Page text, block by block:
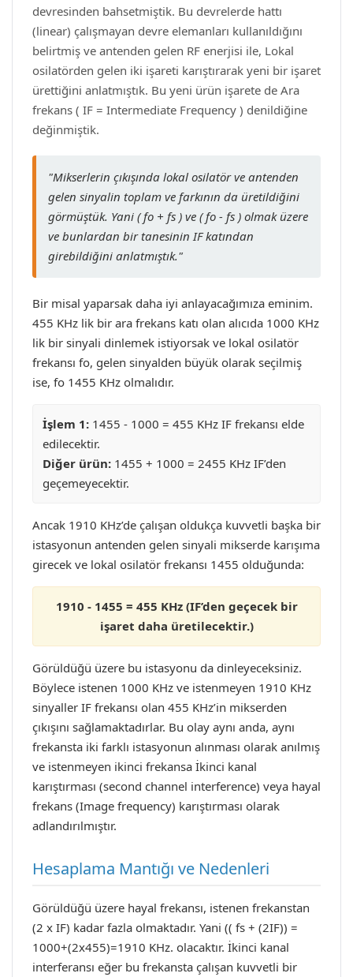
devresinden bahsetmiştik. Bu devrelerde hattı
(linear) çalışmayan devre elemanları kullanıldığını
belirtmiş ve antenden gelen RF enerjisi ile, Lokal
osilatörden gelen iki işareti karıştırarak yeni bir işaret
ürettiğini anlatmıştık. Bu yeni ürün işarete de Ara
frekans ( IF = Intermediate Frequency ) denildiğine
değinmiştik.
"Mikserlerin çıkışında lokal osilatör ve antenden
gelen sinyalin toplam ve farkının da üretildiğini
görmüştük. Yani ( fo + fs ) ve ( fo - fs ) olmak üzere
ve bunlardan bir tanesinin IF katından
girebildiğini anlatmıştık."
Bir misal yaparsak daha iyi anlayacağımıza eminim.
455 KHz lik bir ara frekans katı olan alıcıda 1000 KHz
lik bir sinyali dinlemek istiyorsak ve lokal osilatör
frekansı fo, gelen sinyalden büyük olarak seçilmiş
ise, fo 1455 KHz olmalıdır.
İşlem 1: 1455 - 1000 = 455 KHz IF frekansı elde
edilecektir.
Diğer ürün: 1455 + 1000 = 2455 KHz IF’den
geçemeyecektir.
Ancak 1910 KHz’de çalışan oldukça kuvvetli başka bir
istasyonun antenden gelen sinyali mikserde karışıma
girecek ve lokal osilatör frekansı 1455 olduğunda:
1910 - 1455 = 455 KHz (IF’den geçecek bir
işaret daha üretilecektir.)
Görüldüğü üzere bu istasyonu da dinleyeceksiniz.
Böylece istenen 1000 KHz ve istenmeyen 1910 KHz
sinyaller IF frekansı olan 455 KHz’in mikserden
çıkışını sağlamaktadırlar. Bu olay aynı anda, aynı
frekansta iki farklı istasyonun alınması olarak anılmış
ve istenmeyen ikinci frekansa İkinci kanal
karıştırması (second channel interference) veya hayal
frekans (Image frequency) karıştırması olarak
adlandırılmıştır.
Hesaplama Mantığı ve Nedenleri
Görüldüğü üzere hayal frekansı, istenen frekanstan
(2 x IF) kadar fazla olmaktadır. Yani (( fs + (2IF)) =
1000+(2x455)=1910 KHz. olacaktır. İkinci kanal
interferansı eğer bu frekansta çalışan kuvvetli bir